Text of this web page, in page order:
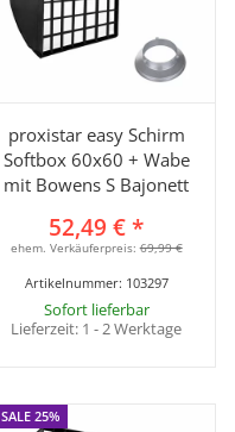
proxistar easy Schirm
Softbox 60x60 + Wabe
mit Bowens S Bajonett
52,49 €*
ehem. Verkäuferpreis:69,99 €
Artikelnummer: 103297
Sofort lieferbar
Lieferzeit: 1 - 2 Werktage
SALE 25%
SALE 25%